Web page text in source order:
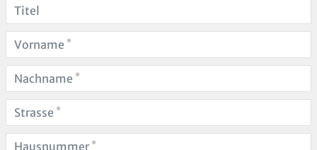
Titel
Vorname *
Nachname *
Strasse *
Hausnummer *